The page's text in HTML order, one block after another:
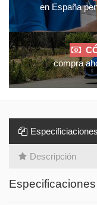
en España
compra
Especificiaciones
Descripción
Especificaciones